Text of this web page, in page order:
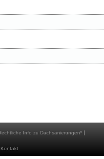
Info zu Dachsanierungen* |
Kontakt